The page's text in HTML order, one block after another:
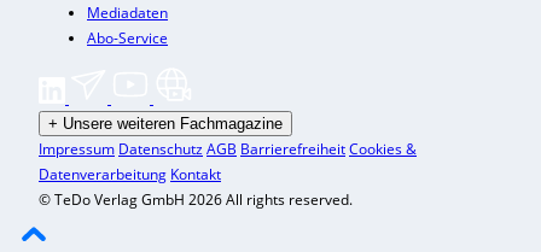
Mediadaten
Abo-Service
+ Unsere weiteren Fachmagazine
Impressum DatenschutzAGB BarrierefreiheitCookies &
Datenverarbeitung Kontakt
© TeDo Verlag GmbH 2026 All rights reserved.